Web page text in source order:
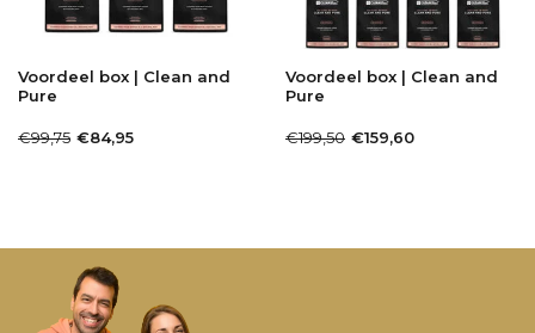
Voordeel box | Clean and
Pure
€99,75 €84,95
Voordeel box | Clean and
Pure
€199,50 €159,60